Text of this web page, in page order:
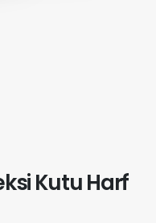
Kutu Harf